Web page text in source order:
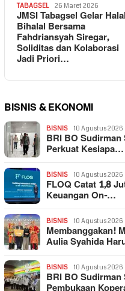
TABAGSEL 26 Maret 2026
JMSI Tabagsel Gelar Halal
Bihalal Bersama
Fahdriansyah Siregar,
Soliditas dan Kolaborasi
Jadi Priori…
BISNIS & EKONOMI
BISNIS 10 Agustus 2026
BRI BO
Perkuat Kesiapa…
BISNIS 10 Agustus 2026
FLOQ Catat 1,8
Keuangan On-…
BISNIS 10 Agustus 2026
Membanggakan!
Aulia Syahida
BISNIS 10 Agustus 2026
BRI BO